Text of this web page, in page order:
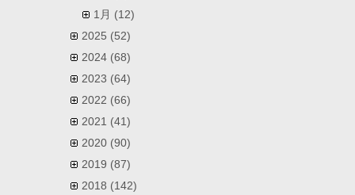
1月 (12)
2025 (52)
2024 (68)
2023 (64)
2022 (66)
2021 (41)
2020 (90)
2019 (87)
2018 (142)